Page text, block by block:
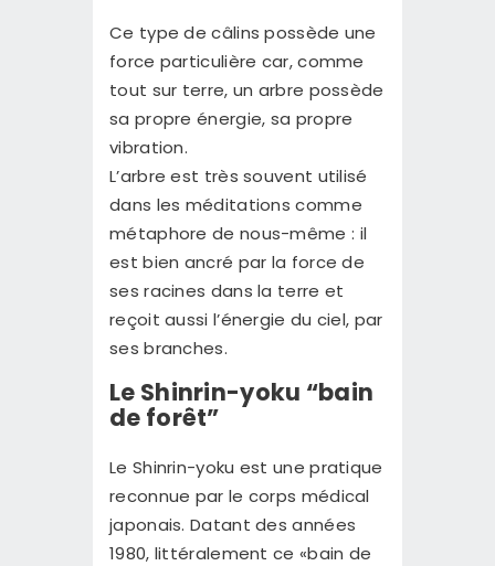
Ce type de câlins possède une
force particulière car, comme
tout sur terre, un arbre possède
sa propre énergie, sa propre
vibration.
L’arbre est très souvent utilisé
dans les méditations comme
métaphore de nous-même : il
est bien ancré par la force de
ses racines dans la terre et
reçoit aussi l’énergie du ciel, par
ses branches.
Le Shinrin-yoku “bain
de forêt”
Le Shinrin-yoku est une pratique
reconnue par le corps médical
japonais. Datant des années
1980, littéralement ce «bain de